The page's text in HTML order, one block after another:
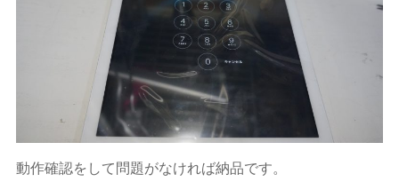
動作確認をして問題がなければ納品です。